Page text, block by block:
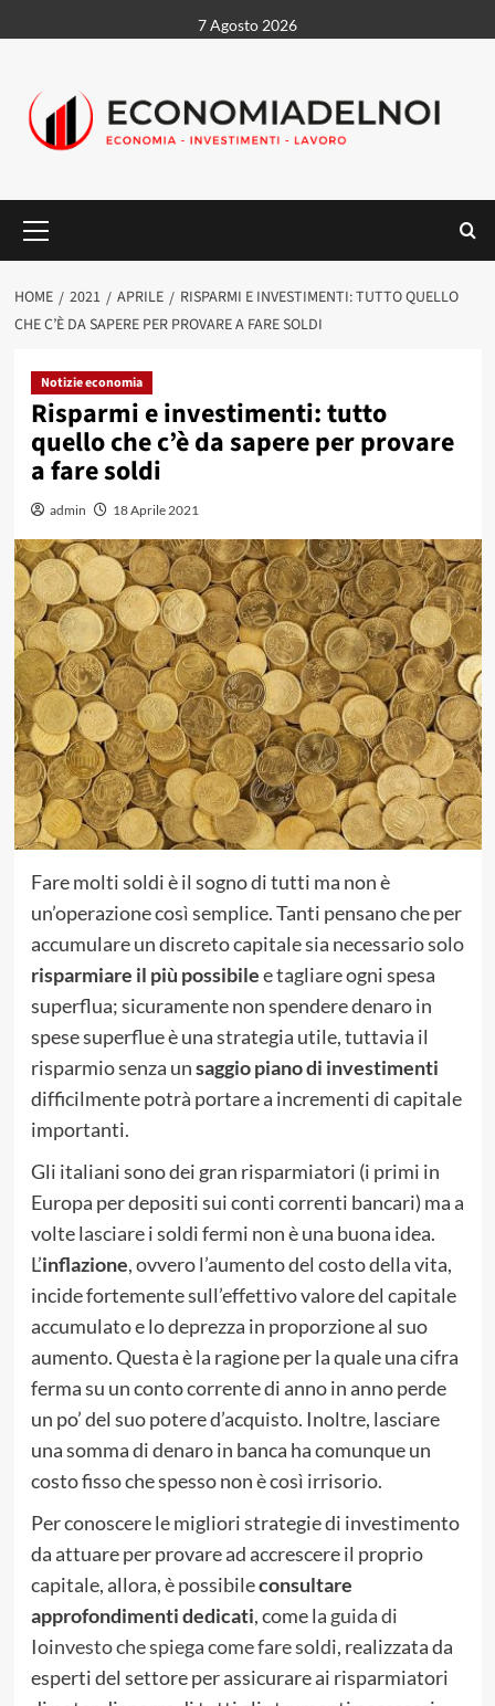
al
7 Agosto 2026
principale
HOME 2021 APRILE
RISPARMI E INVESTIMENTI: TUTTO QUELLO
CHE C’È DA SAPERE PER PROVARE A FARE SOLDI
Notizie economia
Risparmi e investimenti: tutto
quello che c’è da sapere per provare
a fare soldi
admin 18 Aprile 2021
Fare molti soldi è il sogno di tutti ma non è
un’operazione così semplice. Tanti pensano che per
accumulare un discreto capitale sia necessario solo
risparmiare il più possibilee tagliare ogni spesa
superflua; sicuramente non spendere denaro in
spese superflue è una strategia utile, tuttavia il
risparmio senza unsaggio piano di investimenti
difficilmente potrà portare a incrementi di capitale
importanti.
Gli italiani sono dei gran risparmiatori (i primi in
Europa per depositi sui conti correnti bancari) ma a
volte lasciare i soldi fermi non è una buona idea.
L’inflazione, ovvero l’aumento del costo della vita,
incide fortemente sull’effettivo valore del capitale
accumulato e lo deprezza in proporzione al suo
aumento. Questa è la ragione per la quale una cifra
ferma su un conto corrente di anno in anno perde
un po’ del suo potere d’acquisto. Inoltre, lasciare
una somma di denaro in banca ha comunque un
costo fisso che spesso non è così irrisorio.
Per conoscere le migliori strategie di investimento
da attuare per provare ad accrescere il proprio
capitale, allora, è possibileconsultare
approfondimenti dedicati, come la guida di
Ioinvesto che spiega come fare soldi, realizzata da
esperti del settore per assicurare ai risparmiatori